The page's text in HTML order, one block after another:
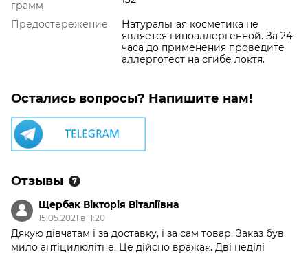
грамм
Предостережение
Натуральная косметика не
является гипоаллергенной. За 24
часа до применения проведите
аллерготест на сгибе локтя.
Остались вопросы? Напишите нам!
Отзывы 7
Щербак Вікторія Віталіївна
15.05.2021 в 11:20
Дякую дівчатам і за доставку, і за сам товар. Заказ був
мило антіцилюлітне. Це дійсно вражає. Дві неділі